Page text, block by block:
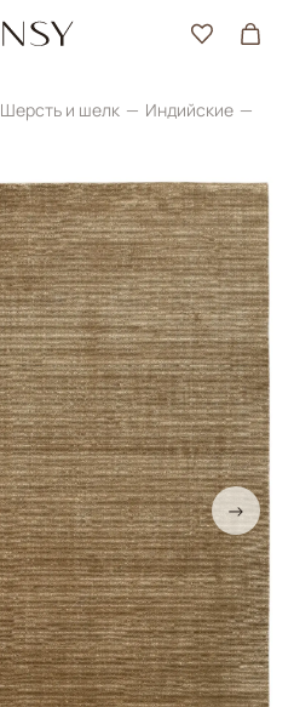
Шерсть и шелк
Индийские
→